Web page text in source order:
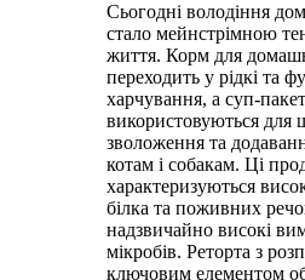
Сьогодні володіння
стало мейнстрімною
життя. Корм ​​для
переходить у рідкі та
харчування, а суп-
використовуються для
зволоження та
котам і собакам. Ці
характеризуються
білка та поживних
надзвичайно високі
мікробів. Реторта з
ключовим елементом